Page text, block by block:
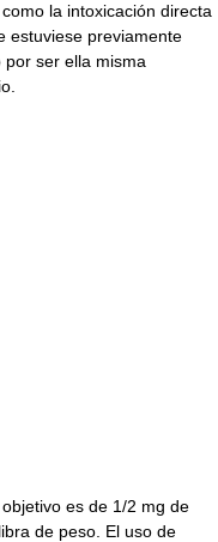
la intoxicación directa
estuviese previamente
ser ella misma
es de 1/2 mg de
de peso. El uso de